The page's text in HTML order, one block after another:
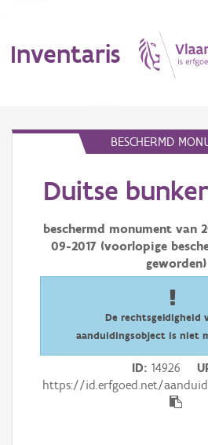
Inventaris
Erfgoedobject
Aanduidingsobject
Downloads
BESCHERMD
Duitse
beschermd monument van
09-2017 (voorlopige
geworden)
De rechtsgeldigheid
aanduidingsobject is niet
ID 14926
https://id.erfgoed.net/